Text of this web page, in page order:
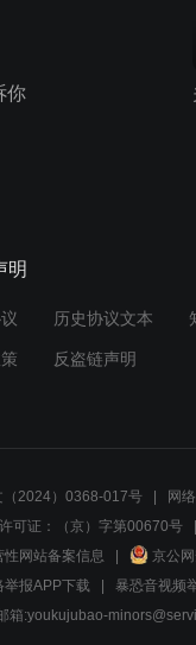
你
明
历史协议文本
反盗链声明
（2024）0368-017号 网
可证：（京）字第00670号
性网站备案信息 京公
举报APP下载 暴恐音视频
箱:youkujubao-